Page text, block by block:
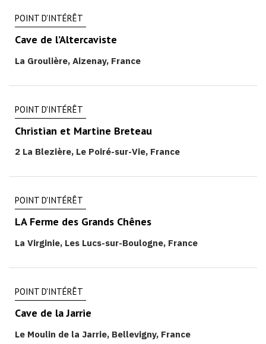
POINT D'INTÉRÊT
Cave de l’Altercaviste
La Groulière, Aizenay, France
POINT D'INTÉRÊT
Christian et Martine Breteau
2 La Blezière, Le Poiré-sur-Vie, France
POINT D'INTÉRÊT
LA Ferme des Grands Chênes
La Virginie, Les Lucs-sur-Boulogne, France
POINT D'INTÉRÊT
Cave de la Jarrie
Le Moulin de la Jarrie, Bellevigny, France